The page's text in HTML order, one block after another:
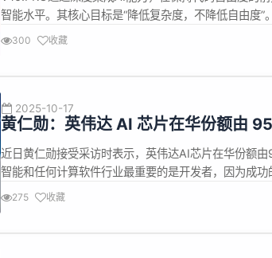
智能水平。其核心目标是“降低复杂度，不降低自由度
何利用AI实现低代码开发： AI 应用方向 具体实现方
300 收藏
2025-10-17
黄仁勋：英伟达 AI 芯片在华份额由
近日黄仁勋接受采访时表示，英伟达AI芯片在华份额
智能和任何计算软件行业最重要的是开发者，因为成
拥有着全球约50%的人工智能开发人员，这也是为什
275 收藏